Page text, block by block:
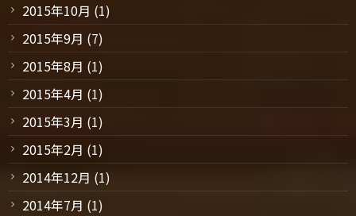
2015年10月 (1)
2015年9月 (7)
2015年8月 (1)
2015年4月 (1)
2015年3月 (1)
2015年2月 (1)
2014年12月 (1)
2014年7月 (1)